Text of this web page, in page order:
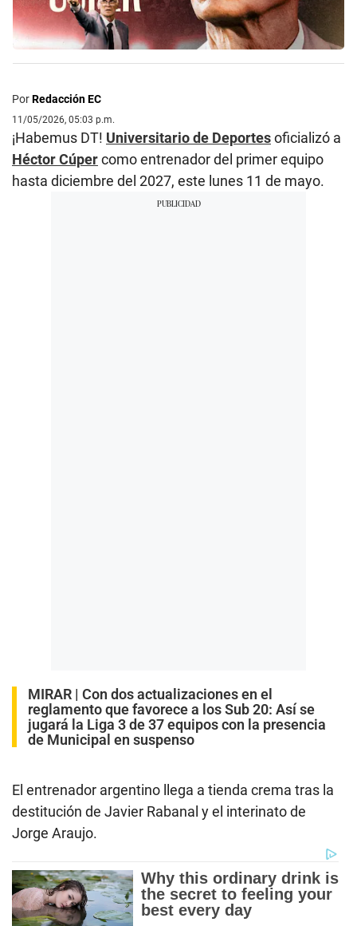
PorRedacción EC
11/05/2026, 05:03 p.m.
¡Habemus DT! Universitario de Deportesoficializó a
Héctor Cúpercomo entrenador del primer equipo
hasta diciembre del 2027, este lunes 11 de mayo.
MIRAR | Con dos actualizaciones en el
reglamento que favorece a los Sub 20: Así se
jugará la Liga 3 de 37 equipos con la presencia
de Municipal en suspenso
El entrenador argentino llega a tienda crema tras la
destitución de Javier Rabanal y el interinato de
Jorge Araujo.